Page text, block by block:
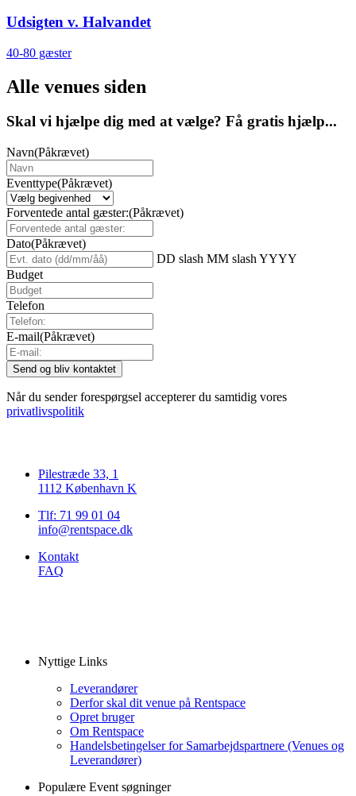
Udsigten v. Halvandet
40-80 gæster
Alle venues siden
Skal vi hjælpe dig med at vælge? Få gratis hjælp...
Navn(Påkrævet)
Eventtype(Påkrævet)
Forventede antal gæster:(Påkrævet)
Dato(Påkrævet)
DD slash MM slash YYYY
Budget
Telefon
E-mail(Påkrævet)
Når du sender forespørgsel accepterer du samtidig vores
privatlivspolitik
Pilestræde 33, 1
1112 København K
Tlf: 71 99 01 04
info@rentspace.dk
Kontakt
FAQ
Nyttige Links
Leverandører
Derfor skal dit venue på Rentspace
Opret bruger
Om Rentspace
Handelsbetingelser for Samarbejdspartnere (Venues og
Leverandører)
Populære Event søgninger